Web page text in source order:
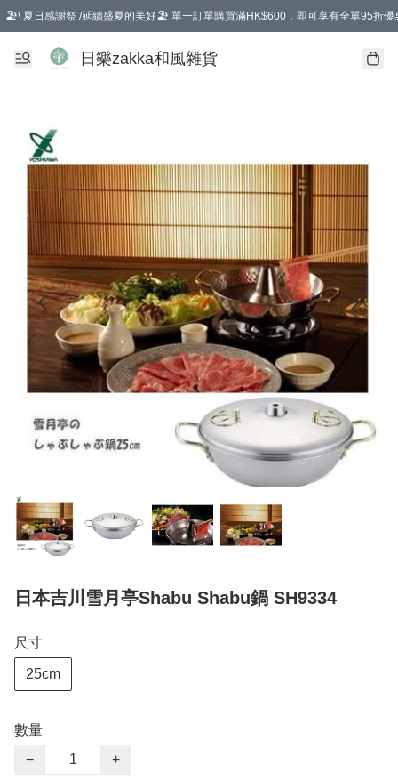
🏖️\ 夏日感謝祭 /延續盛夏的美好🏖️ 單一訂單購買滿HK$600，即可享有全單95折優
選擇GoGoX住宅/工商地址配送，單一訂單消費購物滿HK$680(折扣後），可享有
日樂zakka和風雜貨
日本吉川雪月亭Shabu Shabu鍋 SH9334
尺寸
25cm
數量
−
+